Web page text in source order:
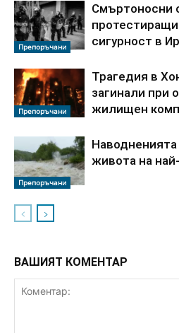
Препоръчани
Смъртоносни
сигурност в
Препоръчани
Трагедия в
загинали при
жилищен
Препоръчани
живота на
ВАШИЯТ КОМЕНТАР